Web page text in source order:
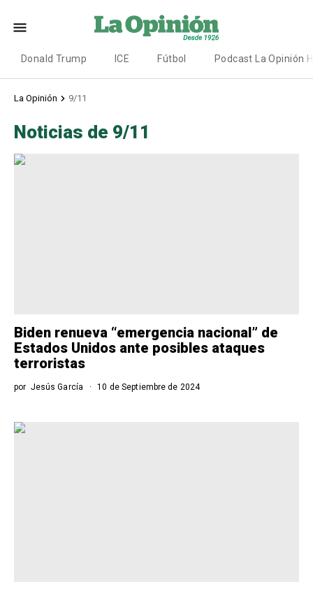
Donald Trump ICE Fútbol Podcast La Opinión
La Opinión 9/11
Noticias de 9/11
Biden renueva “emergencia nacional” de
Estados Unidos ante posibles ataques
terroristas
por Jesús García 10 de Septiembre de 2024